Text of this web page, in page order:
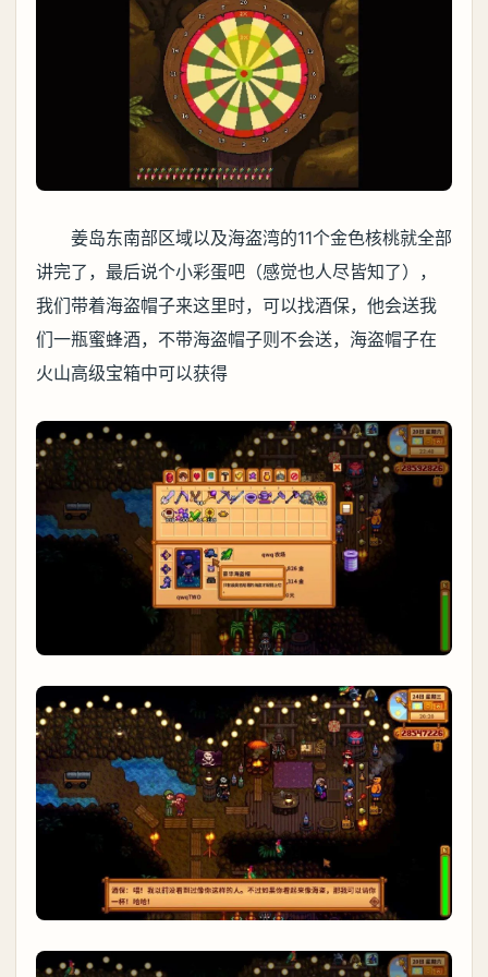
姜岛东南部区域以及海盗湾的11个金色核桃就全部
讲完了，最后说个小彩蛋吧（感觉也人尽皆知了），
我们带着海盗帽子来这里时，可以找酒保，他会送我
们一瓶蜜蜂酒，不带海盗帽子则不会送，海盗帽子在
火山高级宝箱中可以获得